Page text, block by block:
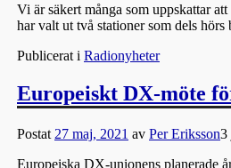
Vi är säkert många som uppskattar
har valt ut två stationer som dels
Publicerat i Radionyheter
Europeiskt DX-möte
Postat 27 maj, 2021 av Per Eriksson3
Europeiska DX-unionens planerade